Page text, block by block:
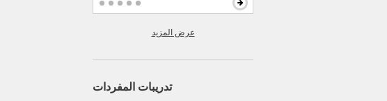
عرض المزيد
تدريبات المفردات